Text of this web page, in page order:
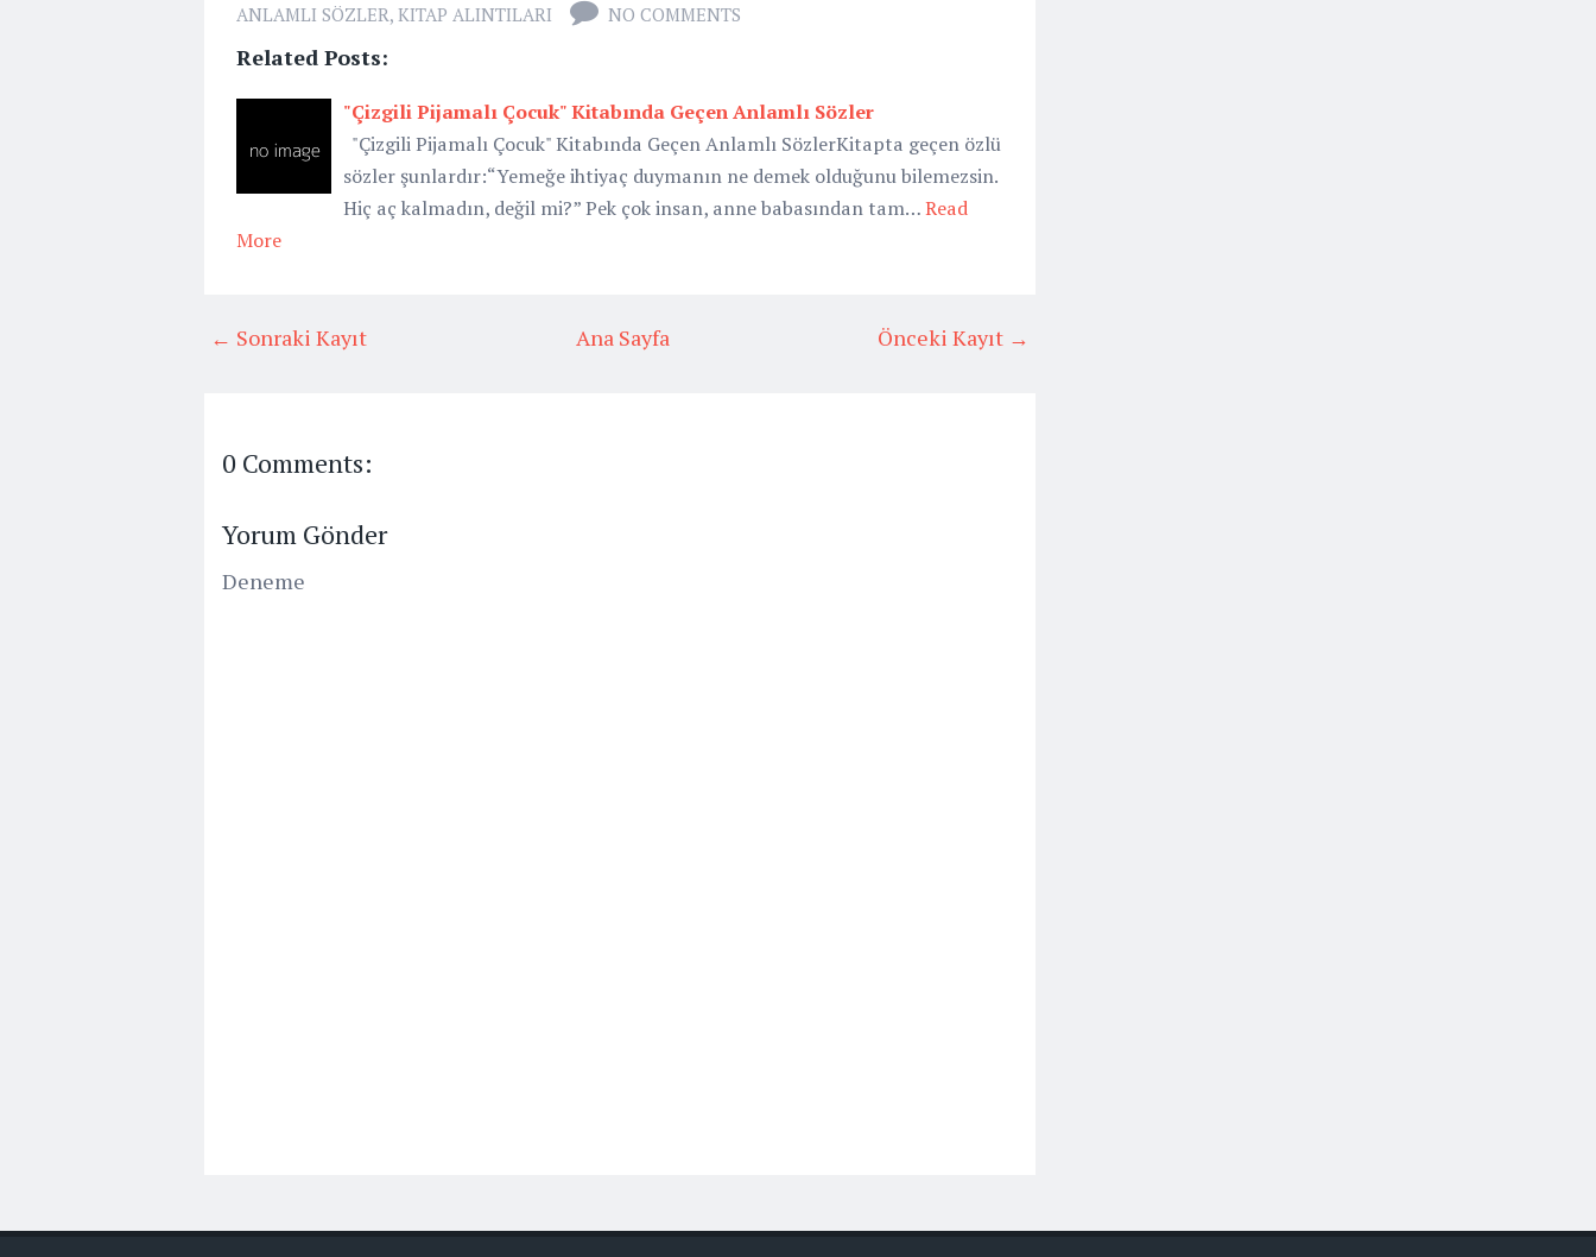
ANLAMLI SÖZLER, KITAP ALINTILARI NO COMMENTS
Related Posts:
"Çizgili Pijamalı Çocuk" Kitabında Geçen Anlamlı Sözler
"Çizgili Pijamalı Çocuk" Kitabında Geçen Anlamlı SözlerKitapta geçen özlü
sözler şunlardır:“Yemeğe ihtiyaç duymanın ne demek olduğunu bilemezsin.
Hiç aç kalmadın, değil mi?” Pek çok insan, anne babasından tam…Read
More
← Sonraki Kayıt Önceki Kayıt →
Ana Sayfa
0 Comments:
Yorum Gönder
Deneme